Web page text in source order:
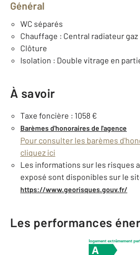
Général
WC séparés
Chauffage : Central radiateur gaz
Clôture
Isolation : Double vitrage en
À savoir
Taxe foncière : 1058 €
Barèmes d'honoraires de l'agence
Pour consulter les barèmes
cliquez ici
Les informations sur les risques
exposé sont disponibles sur le
https://www.georisques.gouv.fr/
Les performances
logement extrêmement